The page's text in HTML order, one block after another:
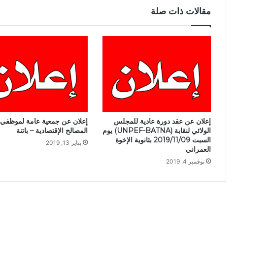
مقالات ذات صلة
إعلان عن عقد دورة عادية للمجلس
الولائي لنقابة (UNPEF-BATNA) يوم
السبت 2019/11/09 بثانوية الإخوة
العمراني
نوفمبر 4, 2019
إعلان عن جمعية عامة لموظفي
المصالح الإقتصادية – باتنة
يناير 13, 2019